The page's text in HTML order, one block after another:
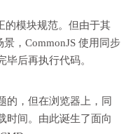
的模块规范。但由于其
，CommonJS 使用同步
后再执行代码。
的，但在浏览器上，同
时间。由此诞生了面向